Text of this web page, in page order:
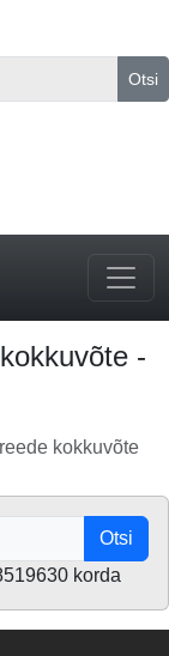
Otsi
-
kokkuvõte
Otsi
korda